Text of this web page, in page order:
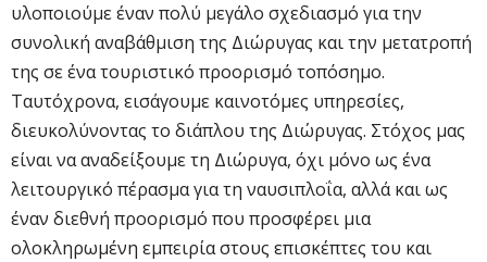
υλοποιούμε έναν πολύ μεγάλο σχεδιασμό για την
συνολική αναβάθμιση της Διώρυγας και την μετατροπή
της σε ένα τουριστικό προορισμό τοπόσημο.
Ταυτόχρονα, εισάγουμε καινοτόμες υπηρεσίες,
διευκολύνοντας το διάπλου της Διώρυγας. Στόχος μας
είναι να αναδείξουμε τη Διώρυγα, όχι μόνο ως ένα
λειτουργικό πέρασμα για τη ναυσιπλοΐα, αλλά και ως
έναν διεθνή προορισμό που προσφέρει μια
ολοκληρωμένη εμπειρία στους επισκέπτες του και